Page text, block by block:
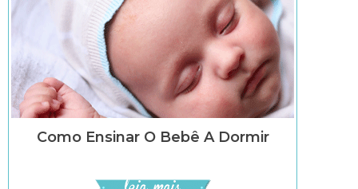
Como Ensinar O Bebê A Dormir